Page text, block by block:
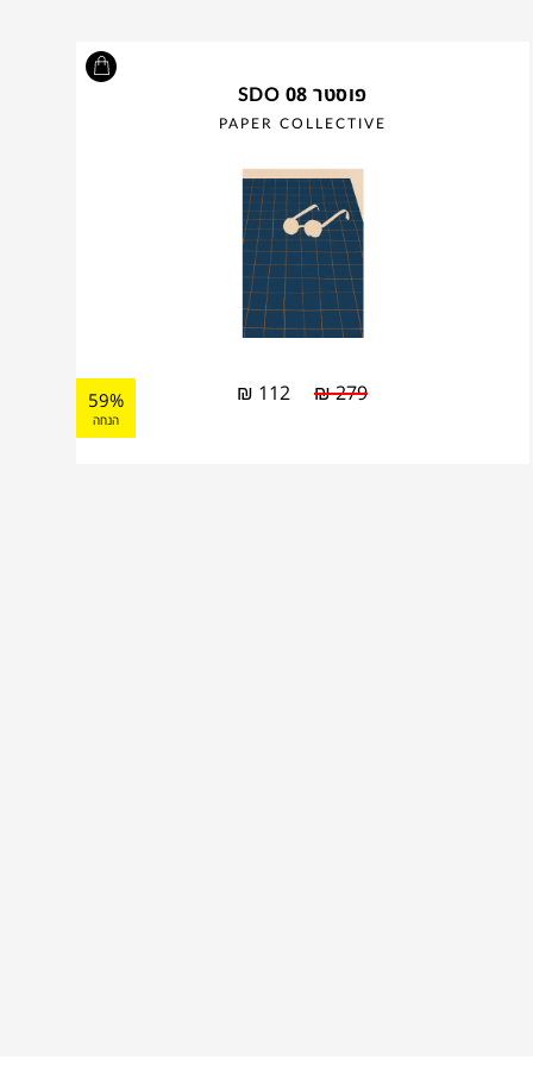
פוסטר SDO 08
PAPER COLLECTIVE
₪279
₪ 112
59%
הנחה